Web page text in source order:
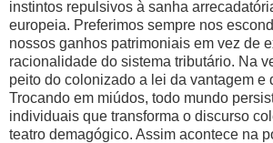
instintos repulsivos à sanha
europeia. Preferimos sempre nos
nossos ganhos patrimoniais em vez de
racionalidade do sistema tributário. Na
peito do colonizado a lei da vantagem e
Trocando em miúdos, todo mundo
individuais que transforma o discurso
teatro demagógico. Assim acontece na